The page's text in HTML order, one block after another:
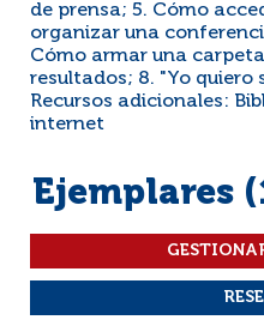
de prensa; 5. Cómo
organizar una
Cómo armar una
resultados; 8. "Yo quiero
Recursos adicionales:
internet
Ejemplares